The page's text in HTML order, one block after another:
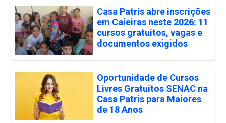
Casa Patris abre inscrições
em Caieiras neste 2026: 11
cursos gratuitos, vagas e
documentos exigidos
Oportunidade de Cursos
Livres Gratuitos SENAC na
Casa Patris para Maiores
de 18 Anos